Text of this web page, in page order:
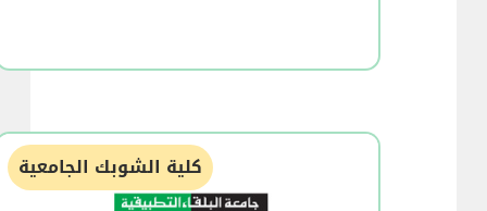
كلية الشوبك الجامعية